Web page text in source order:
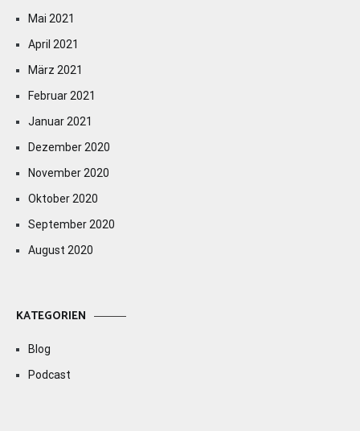
Mai 2021
April 2021
März 2021
Februar 2021
Januar 2021
Dezember 2020
November 2020
Oktober 2020
September 2020
August 2020
KATEGORIEN
Blog
Podcast